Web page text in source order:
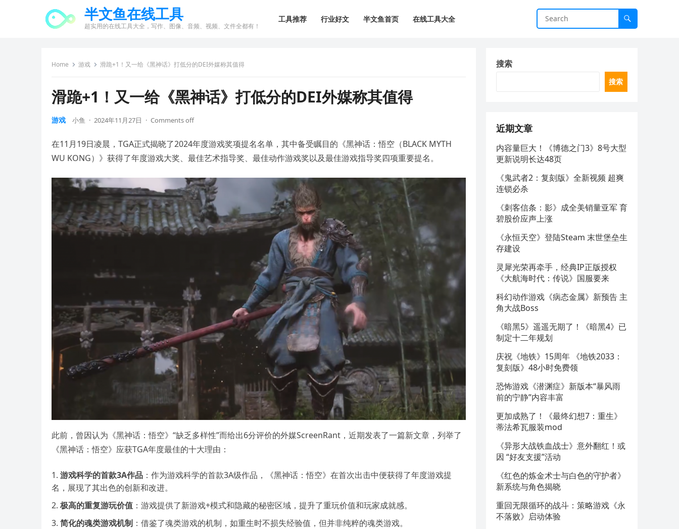
半文鱼在线工具
超实用的在线工具大全，写作、图像、音频、视频、文件全都有！
工具推荐 行业好文 半文鱼首页 在线工具大全
Home 游戏 滑跪+1！又一给《黑神话》打低分的DEI外媒称其值得
滑跪+1！又一给《黑神话》打低分的DEI外媒称其值得
游戏 小鱼 · 2024年11月27日 · Comments off
在11月19日凌晨，TGA正式揭晓了2024年度游戏奖项提名名单，其中备受瞩目的《黑神话：悟空（BLACK MYTH
WU KONG）》获得了年度游戏大奖、最佳艺术指导奖、最佳动作游戏奖以及最佳游戏指导奖四项重要提名。
此前，曾因认为《黑神话：悟空》“缺乏多样性”而给出6分评价的外媒ScreenRant，近期发表了一篇新文章，列举了
《黑神话：悟空》应获TGA年度最佳的十大理由：
游戏科学的首款3A作品 ：作为游戏科学的首款3A级作品，《黑神话：悟空》在首次出击中便获得了年度游戏提
名，展现了其出色的创新和改进。
极高的重复游玩价值 ：游戏提供了新游戏+模式和隐藏的秘密区域，提升了重玩价值和玩家成就感。
简化的魂类游戏机制 ：借鉴了魂类游戏的机制，如重生时不损失经验值，但并非纯粹的魂类游戏。
搜索
搜索
近期文章
内容量巨大！《博德之门3》8号大型
更新说明长达48页
《鬼武者2：复刻版》全新视频 超爽
连锁必杀
《刺客信条：影》成全美销量亚军 育
碧股价应声上涨
《永恒天空》登陆Steam 末世堡垒生
存建设
灵犀光荣再牵手，经典IP正版授权
《大航海时代：传说》国服要来
科幻动作游戏《病态金属》新预告 主
角大战Boss
《暗黑5》遥遥无期了！《暗黑4》已
制定十二年规划
庆祝《地铁》15周年 《地铁2033：
复刻版》48小时免费领
恐怖游戏《潜渊症》新版本“暴风雨
前的宁静”内容丰富
更加成熟了！《最终幻想7：重生》
蒂法希瓦服装mod
《异形大战铁血战士》意外翻红！或
因 “好友支援”活动
《红色的炼金术士与白色的守护者》
新系统与角色揭晓
重回无限循环的战斗：策略游戏《永
不落败》启动体验